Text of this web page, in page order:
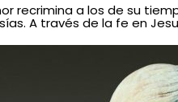
recrimina a los de su
A través de la fe en